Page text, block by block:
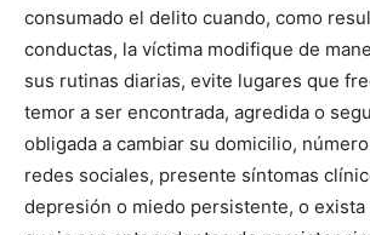
consumado el delito cuando, como
conductas, la víctima modifique de
sus rutinas diarias, evite lugares que
temor a ser encontrada, agredida o
obligada a cambiar su domicilio,
redes sociales, presente síntomas
depresión o miedo persistente, o exista